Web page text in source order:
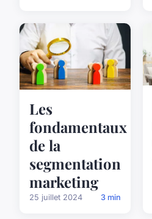
Les
fondamentaux
de la
segmentation
marketing
25 juillet 2024 3 min